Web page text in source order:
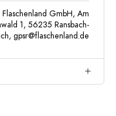
Flaschenland GmbH, Am
1, 56235 Ransbach-
gpsr@flaschenland.de